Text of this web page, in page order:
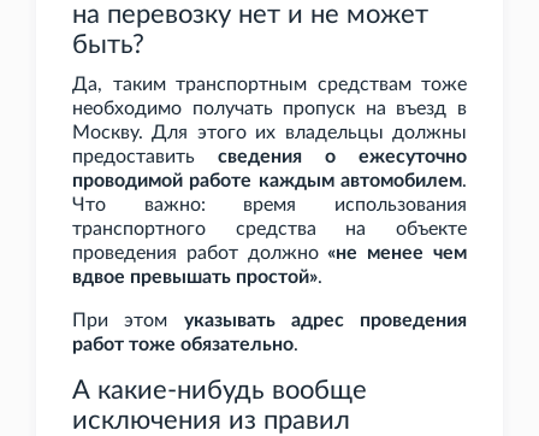
на перевозку нет и не может
быть?
Да, таким транспортным средствам тоже
необходимо получать пропуск на въезд в
Москву. Для этого их владельцы должны
предоставить сведения о ежесуточно
проводимой работе каждым автомобилем.
Что важно: время использования
транспортного средства на объекте
проведения работ должно«не менее чем
вдвое превышать простой».
При этом указывать адрес проведения
работ тоже обязательно.
А какие-нибудь вообще
исключения из правил